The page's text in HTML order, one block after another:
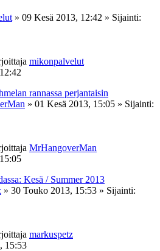
» 09 Kesä 2013, 12:42 » Sijainti:
mikonpalvelut
rannassa perjantaisin
» 01 Kesä 2013, 15:05 » Sijainti:
MrHangoverMan
Kesä / Summer 2013
» 30 Touko 2013, 15:53 » Sijainti:
markuspetz
15:53